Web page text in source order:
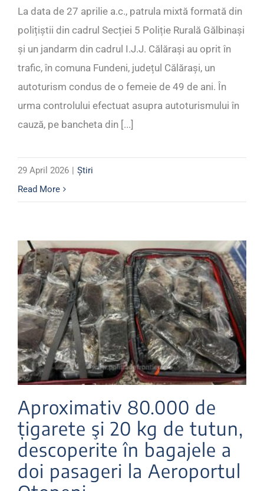
La data de 27 aprilie a.c., patrula mixtă formată din
polițiștii din cadrul Secției 5 Poliție Rurală Gălbinași
și un jandarm din cadrul I.J.J. Călărași au oprit în
trafic, în comuna Fundeni, județul Călărași, un
autoturism condus de o femeie de 49 de ani. În
urma controlului efectuat asupra autoturismului în
cauză, pe bancheta din [...]
29 April 2026 | Știri
Read More
Aproximativ 80.000 de
țigarete şi 20 kg de tutun,
descoperite în bagajele a
doi pasageri la Aeroportul